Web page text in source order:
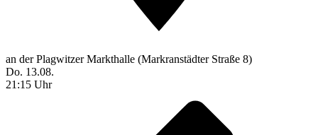
an der Plagwitzer Markthalle (Markranstädter Straße 8)
Do. 13.08.
21:15 Uhr